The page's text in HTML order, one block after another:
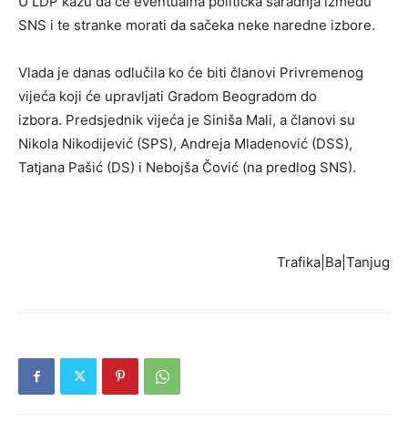
SNS i te stranke morati da sačeka neke naredne izbore.
Vlada je danas odlučila ko će biti članovi Privremenog
vijeća koji će upravljati Gradom Beogradom do
izbora. Predsjednik vijeća je Siniša Mali, a članovi su
Nikola Nikodijević (SPS), Andreja Mladenović (DSS),
Tatjana Pašić (DS) i Nebojša Čović (na predlog SNS).
Trafika|Ba|Tanjug